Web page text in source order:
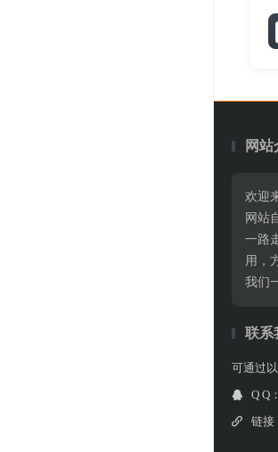
网站
欢迎
网站
一路
用，
我们
联系
可通过
Q Q：
链接